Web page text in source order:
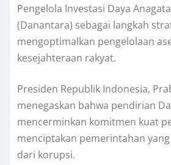
Pengelola Investasi Daya
(Danantara) sebagai langkah
mengoptimalkan pengelolaan
kesejahteraan rakyat.
Presiden Republik Indonesia,
menegaskan bahwa pendirian
mencerminkan komitmen kuat
menciptakan pemerintahan
dari korupsi.